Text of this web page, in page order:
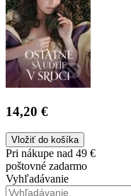
14,20 €
Vložiť do košíka
Pri nákupe nad 49 €
poštovné zadarmo
Vyhľadávanie